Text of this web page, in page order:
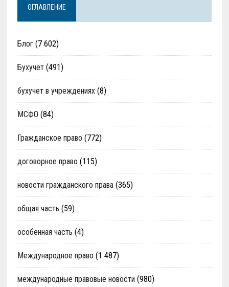
ОГЛАВЛЕНИЕ
Блог(7 602)
Бухучет(491)
бухучет в учреждениях(8)
МСФО (84)
Гражданское право (772)
договорное право (115)
новости гражданского права(365)
общая часть (59)
особенная часть (4)
Международное право (1 487)
международные правовые новости (980)